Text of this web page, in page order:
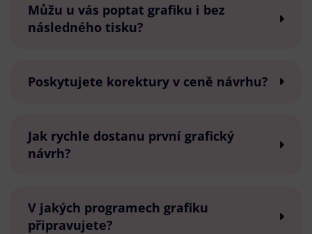
Můžu u vás poptat grafiku i bez
následného tisku?
Poskytujete korektury v ceně návrhu?
Jak rychle dostanu první grafický
návrh?
V jakých programech grafiku
připravujete?